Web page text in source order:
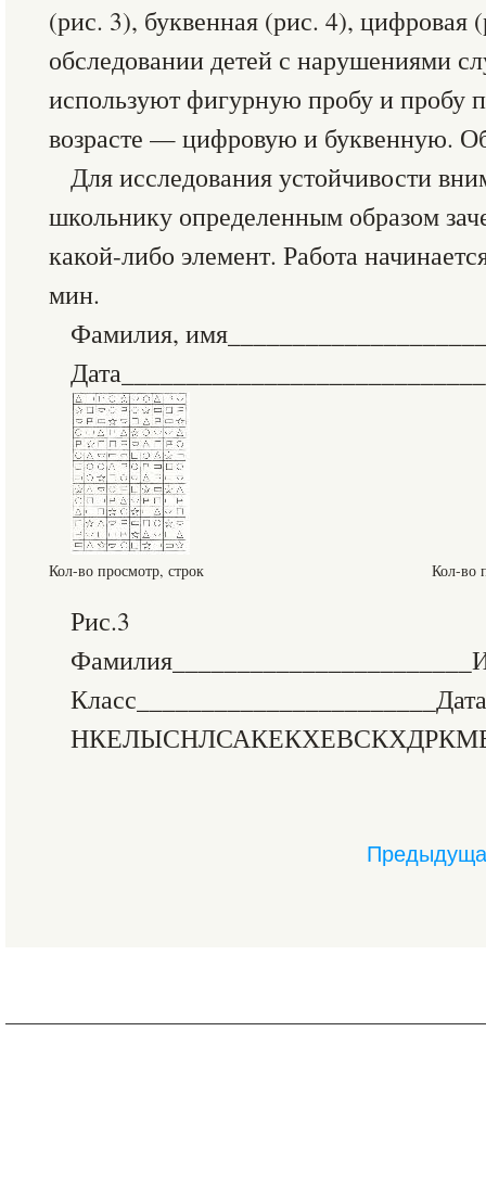
(рис. 3), буквенная (рис. 4),
обследовании детей с нарушениями
используют фигурную пробу и пробу
возрасте — цифровую и буквенную.
Для исследования устойчивости
школьнику определенным образом
какой-либо элемент. Работа
мин.
Фамилия,
Кол-во просмотр, строк Кол-во
Рис.3